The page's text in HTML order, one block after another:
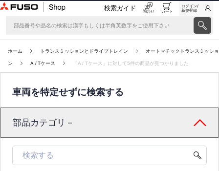
検索ガイド 問合せ カート
ログイン/
新規登録
ホーム トランスミッションとドライブトレイン オートマチックトランスミッショ
ン A / Tケース 「A / Tケース」に対して5件の商品が見つかりました
車両を特定せずに検索する
部品カテゴリ－